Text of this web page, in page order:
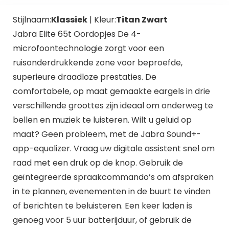
Stijlnaam:Klassiek| Kleur:Titan Zwart
Jabra Elite 65t Oordopjes De 4-
microfoontechnologie zorgt voor een
ruisonderdrukkende zone voor beproefde,
superieure draadloze prestaties. De
comfortabele, op maat gemaakte eargels in drie
verschillende groottes zijn ideaal om onderweg te
bellen en muziek te luisteren. Wilt u geluid op
maat? Geen probleem, met de Jabra Sound+-
app-equalizer. Vraag uw digitale assistent snel om
raad met een druk op de knop. Gebruik de
geïntegreerde spraakcommando’s om afspraken
in te plannen, evenementen in de buurt te vinden
of berichten te beluisteren. Een keer laden is
genoeg voor 5 uur batterijduur, of gebruik de